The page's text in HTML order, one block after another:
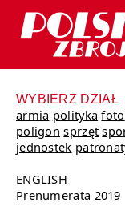
WYBIERZ DZIAŁ
armia polityka foto
poligon sprzęt
jednostek
ENGLISH
Prenumerata 2019